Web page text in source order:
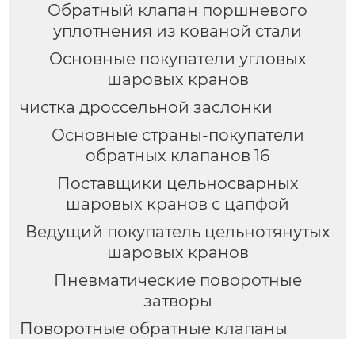
Обратный клапан поршневого
уплотнения из кованой стали
Основные покупатели угловых
шаровых кранов
чистка дроссельной заслонки
Основные страны-покупатели
обратных клапанов 16
Поставщики цельносварных
шаровых кранов с цапфой
Ведущий покупатель цельнотянутых
шаровых кранов
Пневматические поворотные
затворы
Поворотные обратные клапаны